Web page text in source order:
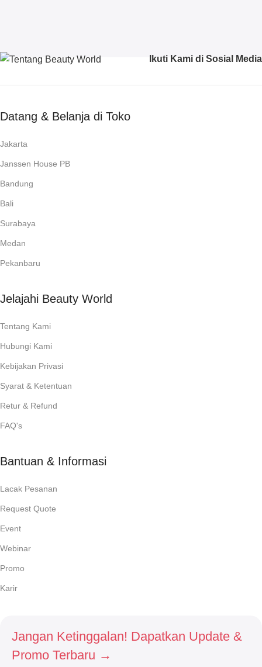
Ikuti Kami di Sosial Media
Datang & Belanja di Toko
Jakarta
Janssen House PB
Bandung
Bali
Surabaya
Medan
Pekanbaru
Jelajahi Beauty World
Tentang Kami
Hubungi Kami
Kebijakan Privasi
Syarat & Ketentuan
Retur & Refund
FAQ's
Bantuan & Informasi
Lacak Pesanan
Request Quote
Event
Webinar
Promo
Karir
Jangan Ketinggalan! Dapatkan Update &
Promo Terbaru →